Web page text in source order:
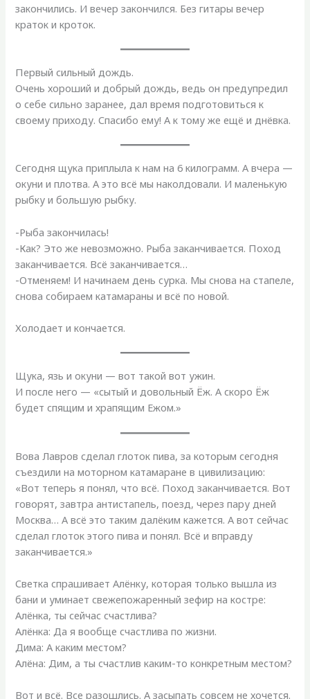
закончились. И вечер закончился. Без гитары вечер
краток и кроток.
Первый сильный дождь.
Очень хороший и добрый дождь, ведь он предупредил
о себе сильно заранее, дал время подготовиться к
своему приходу. Спасибо ему! А к тому же ещё и днёвка.
Сегодня щука приплыла к нам на 6 килограмм. А вчера —
окуни и плотва. А это всё мы наколдовали. И маленькую
рыбку и большую рыбку.
-Рыба закончилась!
-Как? Это же невозможно. Рыба заканчивается. Поход
заканчивается. Всё заканчивается…
-Отменяем! И начинаем день сурка. Мы снова на стапеле,
снова собираем катамараны и всё по новой.
Холодает и кончается.
Щука, язь и окуни — вот такой вот ужин.
И после него — «сытый и довольный Ёж. А скоро Ёж
будет спящим и храпящим Ежом.»
Вова Лавров сделал глоток пива, за которым сегодня
съездили на моторном катамаране в цивилизацию:
«Вот теперь я понял, что всё. Поход заканчивается. Вот
говорят, завтра антистапель, поезд, через пару дней
Москва… А всё это таким далёким кажется. А вот сейчас
сделал глоток этого пива и понял. Всё и вправду
заканчивается.»
Светка спрашивает Алёнку, которая только вышла из
бани и уминает свежепожаренный зефир на костре:
Алёнка, ты сейчас счастлива?
Алёнка: Да я вообще счастлива по жизни.
Дима: А каким местом?
Алёна: Дим, а ты счастлив каким-то конкретным местом?
Вот и всё. Все разошлись. А засыпать совсем не хочется.